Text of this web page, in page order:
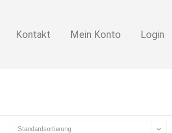
Kontakt Mein Konto Login
Standardsortierung